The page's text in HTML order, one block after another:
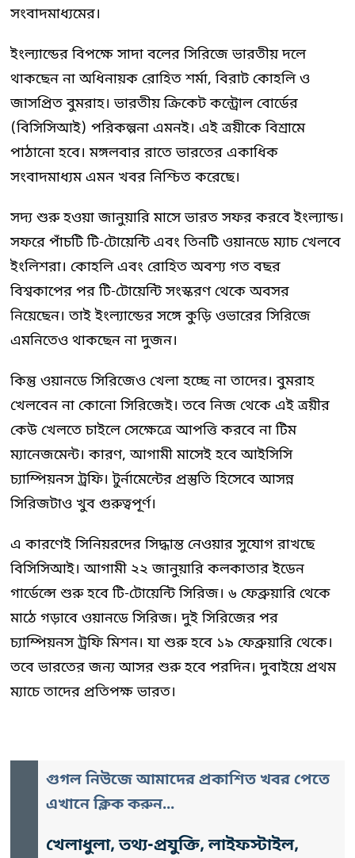
সংবাদমাধ্যমের।
ইংল্যান্ডের বিপক্ষে সাদা বলের সিরিজে ভারতীয় দলে
থাকছেন না অধিনায়ক রোহিত শর্মা, বিরাট কোহলি ও
জাসপ্রিত বুমরাহ। ভারতীয় ক্রিকেট কন্ট্রোল বোর্ডের
(বিসিসিআই) পরিকল্পনা এমনই। এই ত্রয়ীকে বিশ্রামে
পাঠানো হবে। মঙ্গলবার রাতে ভারতের একাধিক
সংবাদমাধ্যম এমন খবর নিশ্চিত করেছে।
সদ্য শুরু হওয়া জানুয়ারি মাসে ভারত সফর করবে ইংল্যান্ড।
সফরে পাঁচটি টি-টোয়েন্টি এবং তিনটি ওয়ানডে ম্যাচ খেলবে
ইংলিশরা। কোহলি এবং রোহিত অবশ্য গত বছর
বিশ্বকাপের পর টি-টোয়েন্টি সংস্করণ থেকে অবসর
নিয়েছেন। তাই ইংল্যান্ডের সঙ্গে কুড়ি ওভারের সিরিজে
এমনিতেও থাকছেন না দুজন।
কিন্তু ওয়ানডে সিরিজেও খেলা হচ্ছে না তাদের। বুমরাহ
খেলবেন না কোনো সিরিজেই। তবে নিজ থেকে এই ত্রয়ীর
কেউ খেলতে চাইলে সেক্ষেত্রে আপত্তি করবে না টিম
ম্যানেজমেন্ট। কারণ, আগামী মাসেই হবে আইসিসি
চ্যাম্পিয়নস ট্রফি। টুর্নামেন্টের প্রস্তুতি হিসেবে আসন্ন
সিরিজটাও খুব গুরুত্বপূর্ণ।
এ কারণেই সিনিয়রদের সিদ্ধান্ত নেওয়ার সুযোগ রাখছে
বিসিসিআই। আগামী ২২ জানুয়ারি কলকাতার ইডেন
গার্ডেন্সে শুরু হবে টি-টোয়েন্টি সিরিজ। ৬ ফেব্রুয়ারি থেকে
মাঠে গড়াবে ওয়ানডে সিরিজ। দুই সিরিজের পর
চ্যাম্পিয়নস ট্রফি মিশন। যা শুরু হবে ১৯ ফেব্রুয়ারি থেকে।
তবে ভারতের জন্য আসর শুরু হবে পরদিন। দুবাইয়ে প্রথম
ম্যাচে তাদের প্রতিপক্ষ ভারত।
গুগল নিউজে আমাদের প্রকাশিত খবর পেতে
এখানে ক্লিক করুন...
খেলাধুলা, তথ্য-প্রযুক্তি, লাইফস্টাইল,